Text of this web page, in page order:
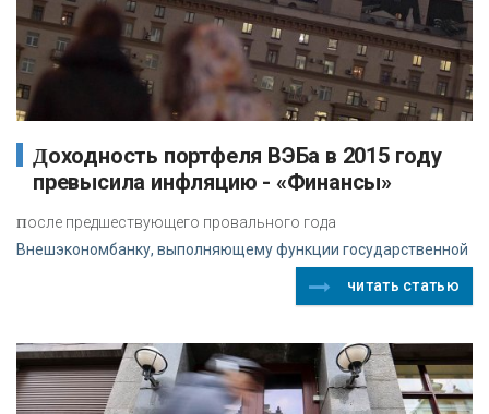
Доходность портфеля ВЭБа в 2015 году
превысила инфляцию - «Финансы»
после предшествующего провального года
Внешэкономбанку, выполняющему функции государственной
читать статью